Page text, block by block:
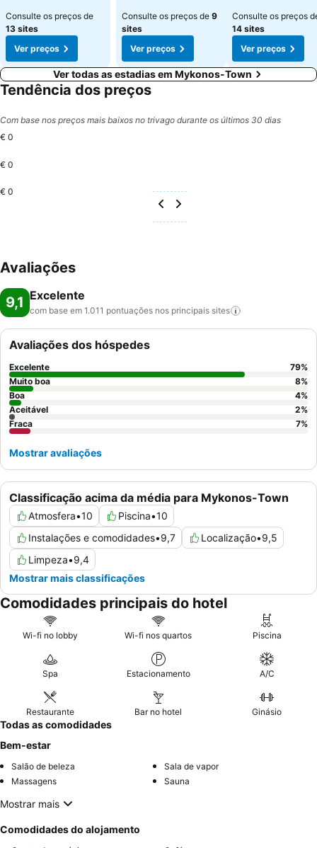
Consulte os preços de
13 sites
Ver preços
Consulte os preços de 9
sites
Ver preços
Consulte os preços
14 sites
Ver preços
Ver todas as estadias em Mykonos-Town
Tendência dos preços
Com base nos preços mais baixos no trivago durante os últimos 30 dias
€ 0
€ 0
€ 0
Avaliações
9,1 Excelente
com base em 1.011 pontuações nos principais sites
Classificação acima da média para Mykonos-Town
Atmosfera•10 Piscina•10
Instalações e comodidades•9,7 Localização•9,5
Limpeza•9,4
Mostrar mais classificações
Avaliações dos hóspedes
Excelente 79%
Muito boa
8%
Boa
4%
Aceitável
2%
Fraca
7%
Mostrar avaliações
Comodidades principais do hotel
Wi-fi no lobby Wi-fi nos quartos Piscina
Spa Estacionamento A/C
Restaurante Bar no hotel Ginásio
Todas as comodidades
Bem-estar
Salão de beleza
Sala de vapor
Massagens
Sauna
Mostrar mais
Comodidades do alojamento